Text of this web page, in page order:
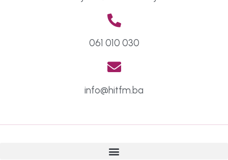
061 010 030
info@hitfm.ba